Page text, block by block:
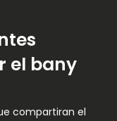
el bany
compartiran el